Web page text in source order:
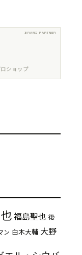
ショップ
福島聖也 後
ン 白木大輔 大野